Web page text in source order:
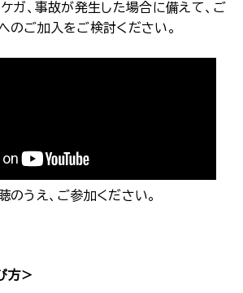
ガ、事故が発生した場合に備えて、ご
のご加入をご検討ください。
のうえ、ご参加ください。
方＞